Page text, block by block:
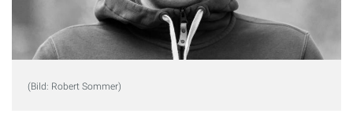
(Bild: Robert Sommer)